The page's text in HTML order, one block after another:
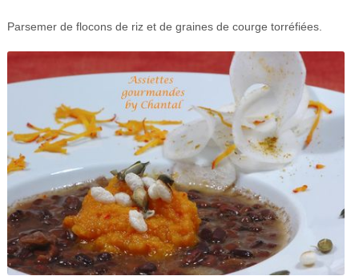
Parsemer de flocons de riz et de graines de courge torréfiées.